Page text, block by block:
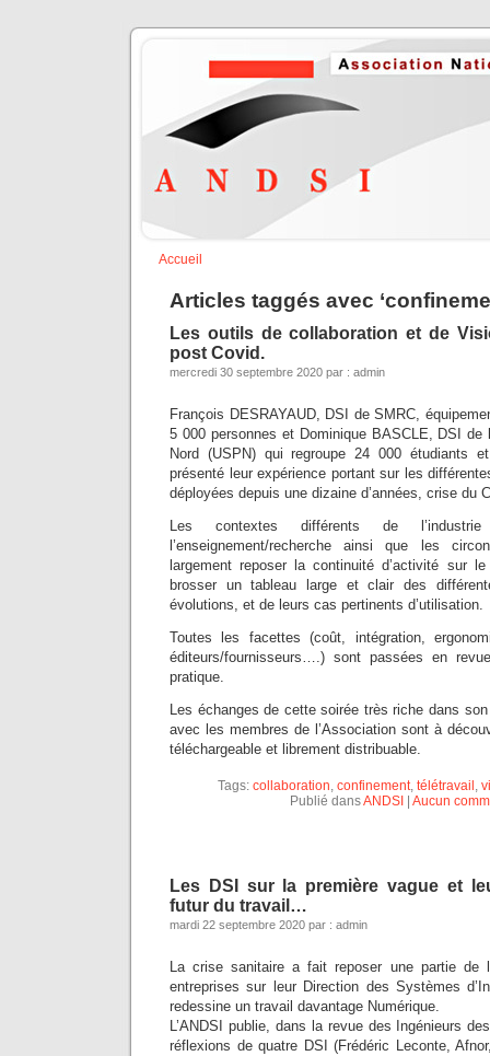
Accueil
Articles taggés avec
Les outils de collaboration et de
post Covid.
mercredi 30 septembre 2020 par : admin
François DESRAYAUD, DSI de SMRC,
5 000 personnes et Dominique BASCLE, DSI de
Nord (USPN) qui regroupe 24 000 étudiants
présenté leur expérience portant sur les
déployées depuis une dizaine d’années, crise du
Les contextes différents de
l’enseignement/recherche ainsi que les
largement reposer la continuité d’activité sur
brosser un tableau large et clair des
évolutions, et de leurs cas pertinents d’utilisation.
Toutes les facettes (coût, intégration,
éditeurs/fournisseurs….) sont passées en
pratique.
Les échanges de cette soirée très riche dans
avec les membres de l’Association sont à
téléchargeable et librement distribuable.
Tags: collaboration, confinement, télétravail ,
Publié dansANDSI Aucun
Les DSI sur la première vague et
futur du travail…
mardi 22 septembre 2020 par : admin
La crise sanitaire a fait reposer une partie de
entreprises sur leur Direction des Systèmes
redessine un travail davantage Numérique.
L’ANDSI publie, dans la revue des Ingénieurs
réflexions de quatre DSI (Frédéric Leconte,